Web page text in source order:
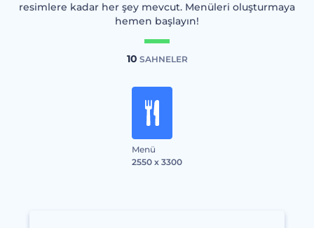
resimlere kadar her şey mevcut. Menüleri oluşturmaya
hemen başlayın!
10 SAHNELER
Menü
2550 x 3300